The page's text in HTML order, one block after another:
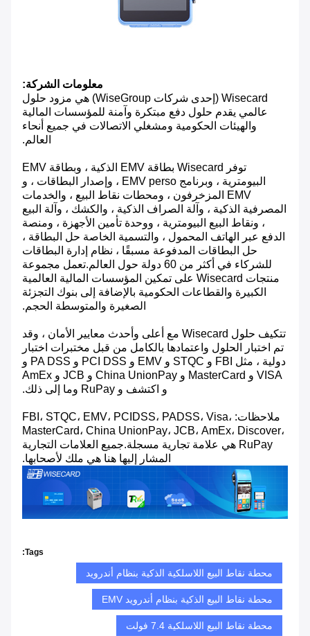
معلومات الشركة:
Wisecard (إحدى شركات WiseGroup) هي مزود حلول
عالمي يقدم حلول دفع مبتكرة وآمنة للمؤسسات المالية
والهيئات الحكومية ومشغلي الاتصالات في جميع أنحاء
العالم.
توفر Wisecard بطاقة EMV الذكية ، وبطاقة EMV
البيومترية ، وبرنامج EMV perso ، وإصدار البطاقات ، و
EMV المزخرفون ، ومحطات نقاط البيع ، والخدمات
المصرفية الذكية ، وآلة الصراف الذكية ، والكشك ، وآلة البيع
، ونقاط البيع البيومترية ، ووحدة تأمين الأجهزة ، ومنصة
الدفع عبر الهاتف المحمول ، والتسمية الخاصة حل البطاقة ،
حل البطاقات المدفوعة مسبقًا ، نظام إدارة البطاقات
للشركاء في أكثر من 60 دولة حول العالم.تعمل مجموعة
منتجات Wisecard على تمكين المؤسسات المالية العالمية
الكبيرة والقطاعات الحكومية بالإضافة إلى بنوك التجزئة
الصغيرة والمتوسطة الحجم.
تتكيف حلول Wisecard مع أعلى وأحدث معايير الأمان ، وقد
تم اختبار الحلول واعتمادها بالكامل من قبل مختبرات اختبار
دولية ، مثل FBI و STQC و EMV و PCI DSS و PA DSS و
VISA و MasterCard و China UnionPay و JCB و AmEx
و اكتشف و RuPay وما إلى ذلك.
ملاحظات: FBI، STQC، EMV، PCIDSS، PADSS، Visa،
MasterCard، China UnionPay، JCB، AmEx، Discover،
RuPay هي علامة تجارية مسجلة.جميع العلامات التجارية
المشار إليها هنا هي ملك لأصحابها.
Tags:
محطة نقاط البيع اللاسلكية الذكية بنظام أندرويد
محطة نقاط البيع الذكية بنظام أندرويد EMV
محطة نقاط البيع اللاسلكية 7.4 فولت